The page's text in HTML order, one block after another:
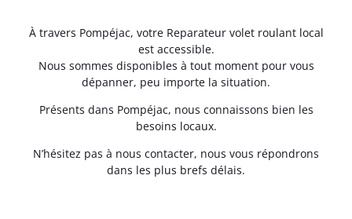
À travers Pompéjac, votre Reparateur volet roulant local
est accessible.
Nous sommes disponibles à tout moment pour vous
dépanner, peu importe la situation.
Présents dans Pompéjac, nous connaissons bien les
besoins locaux.
N’hésitez pas à nous contacter, nous vous répondrons
dans les plus brefs délais.